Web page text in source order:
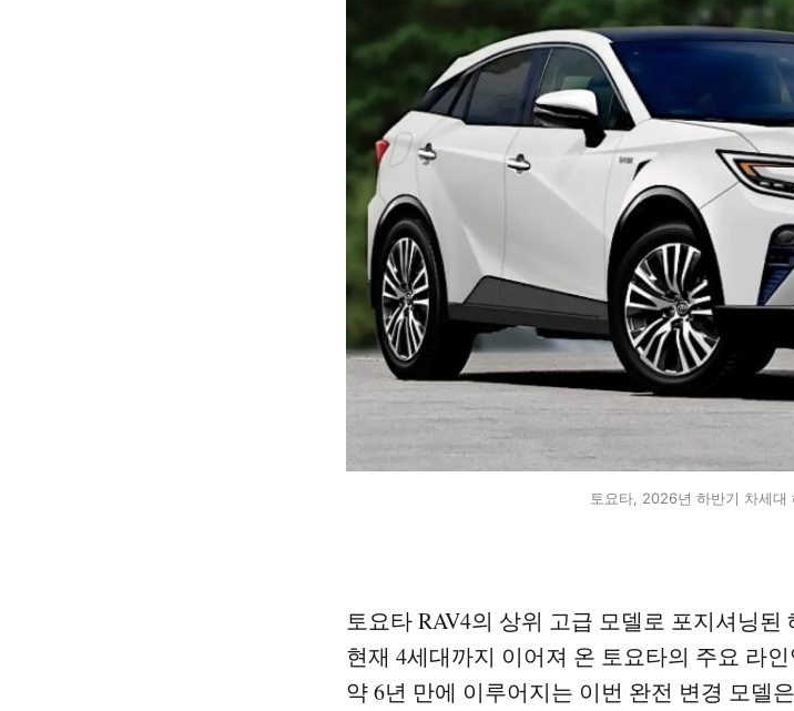
토요타, 2026년 하반기 차세대
토요타 RAV4의 상위 고급 모델로 포지셔닝된
현재 4세대까지 이어져 온 토요타의 주요 라
약 6년 만에 이루어지는 이번 완전 변경 모델